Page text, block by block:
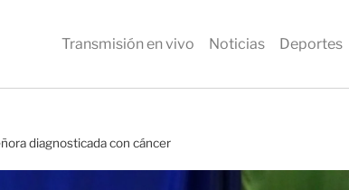
Transmisión en vivo Noticias Deportes
diagnosticada con cáncer